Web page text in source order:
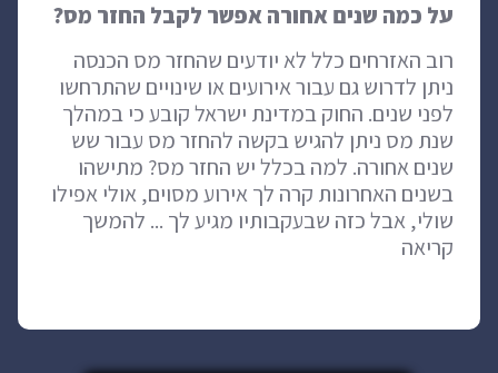
על כמה שנים אחורה אפשר לקבל החזר מס?
רוב האזרחים כלל לא יודעים שהחזר מס הכנסה
ניתן לדרוש גם עבור אירועים או שינויים שהתרחשו
לפני שנים. החוק במדינת ישראל קובע כי במהלך
שנת מס ניתן להגיש בקשה להחזר מס עבור שש
שנים אחורה. למה בכלל יש החזר מס? מתישהו
בשנים האחרונות קרה לך אירוע מסוים, אולי אפילו
שולי, אבל כזה שבעקבותיו מגיע לך ... להמשך
קריאה